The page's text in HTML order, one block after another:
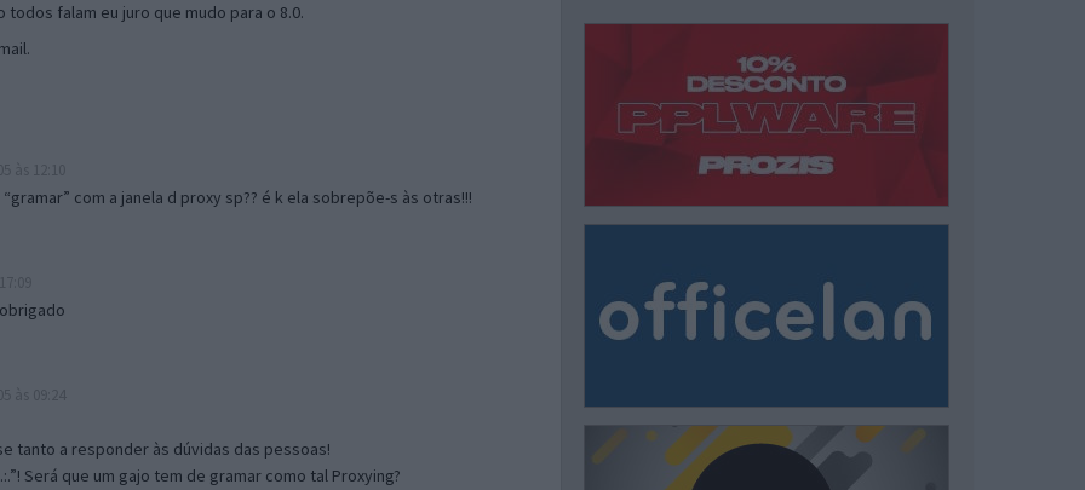
falam eu juro que mudo para o 8.0.
com a janela d proxy sp?? é k ela sobrepõe-s às otras!!!
tanto a responder às dúvidas das pessoas!
Será que um gajo tem de gramar como tal Proxying?